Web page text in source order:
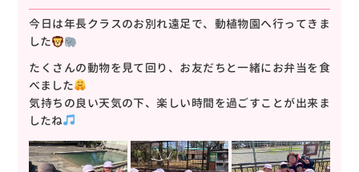
今日は年長クラスのお別れ遠足で、動植物園へ行ってきま
した
たくさんの動物を見て回り、お友だちと一緒にお弁当を食
べました
気持ちの良い天気の下、楽しい時間を過ごすことが出来ま
したね